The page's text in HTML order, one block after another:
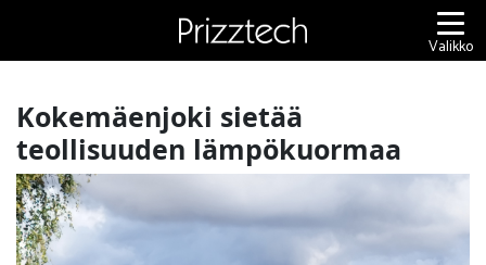
Valikko
Kokemäenjoki sietää
teollisuuden lämpökuormaa